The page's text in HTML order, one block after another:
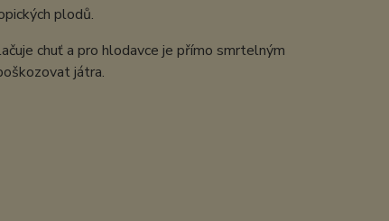
plodů.
chuť a pro hlodavce je přímo smrtelným
játra.